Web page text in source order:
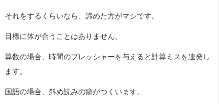
それをするくらいなら、諦めた方がマシです。
目標に体が合うことはありません。
算数の場合、時間のプレッシャーを与えると計算ミスを連発し
ます。
国語の場合、斜め読みの癖がつくいます。